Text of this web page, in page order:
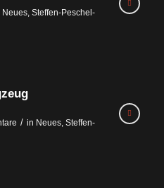
Neues, Steffen-Peschel-
/ in Neues, Steffen-